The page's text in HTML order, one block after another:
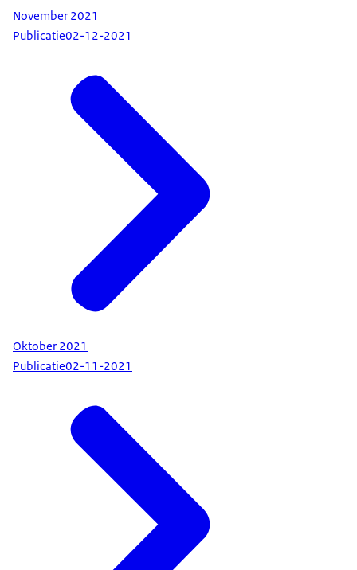
November 2021
Publicatie02-12-2021
Oktober 2021
Publicatie02-11-2021